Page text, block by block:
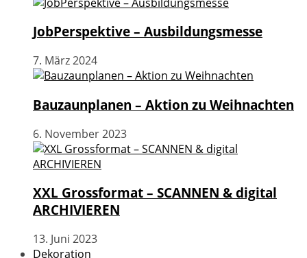
JobPerspektive – Ausbildungsmesse
7. März 2024
Bauzaunplanen – Aktion zu Weihnachten
6. November 2023
XXL Grossformat – SCANNEN & digital
ARCHIVIEREN
13. Juni 2023
Dekoration